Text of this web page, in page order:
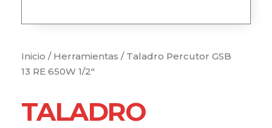
Inicio / Herramientas / Taladro Percutor GSB
13 RE 650W 1/2″
TALADRO